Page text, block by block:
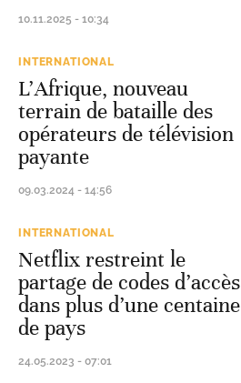
10.11.2025 - 10:34
INTERNATIONAL
L’Afrique, nouveau
terrain de bataille des
opérateurs de télévision
payante
09.03.2024 - 14:56
INTERNATIONAL
Netflix restreint le
partage de codes d’accès
dans plus d’une centaine
de pays
24.05.2023 - 07:01